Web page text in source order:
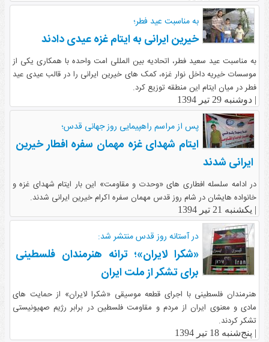
به مناسبت عید فطر؛
خیرین ایرانی به ایتام غزه عیدی دادند
به مناسبت عید سعید فطر، اتحادیه بین المللی امت واحده با همکاری یکی از
موسسات خیریه داخل نوار غزه، کمک های خیرین ایرانی را در قالب عیدی عید
فطر در میان ایتام این منطقه توزیع کرد.
| دوشنبه 29 تیر 1394
پس از مراسم راهپیمایی روز جهانی قدس؛
ایتام شهدای غزه مهمان سفره افطار خیرین
ایرانی شدند
در ادامه سلسله افطاری های «وحدت و مقاومت» این بار ایتام شهدای غزه و
خانواده هایشان در شام روز قدس مهمان سفره اکرام خیرین ایرانی شدند.
| یکشنبه 21 تیر 1394
در آستانه روز قدس منتشر شد:
«شکرا لایران»؛ ترانه هنرمندان فلسطینی
برای تشکر از ملت ایران
هنرمندان فلسطینی با اجرای قطعه موسیقی «شکرا لایران» از حمایت های
مادی و معنوی ایران از مردم و مقاومت فلسطین در برابر رژیم صهیونیستی
تشکر کردند.
| پنج‌شنبه 18 تیر 1394